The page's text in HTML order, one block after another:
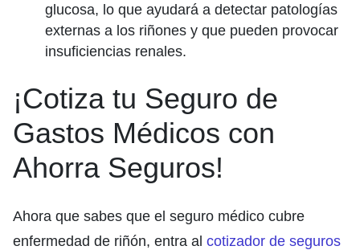
glucosa, lo que ayudará a detectar patologías
externas a los riñones y que pueden provocar
insuficiencias renales.
¡Cotiza tu Seguro de
Gastos Médicos con
Ahorra Seguros!
Ahora que sabes que el seguro médico cubre
enfermedad de riñón, entra al cotizador de seguros